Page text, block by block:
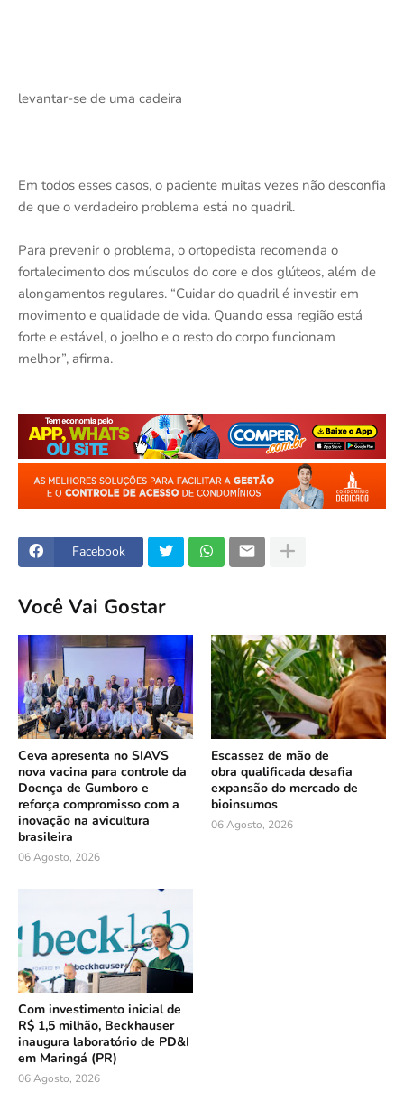
levantar-se de uma cadeira
Em todos esses casos, o paciente muitas vezes não desconfia
de que o verdadeiro problema está no quadril.
Para prevenir o problema, o ortopedista recomenda o
fortalecimento dos músculos do core e dos glúteos, além de
alongamentos regulares. “Cuidar do quadril é investir em
movimento e qualidade de vida. Quando essa região está
forte e estável, o joelho e o resto do corpo funcionam
melhor”, afirma.
Facebook
Você Vai Gostar
Ceva apresenta no SIAVS
nova vacina para controle da
Doença de Gumboro e
reforça compromisso com a
inovação na avicultura
brasileira
06 Agosto, 2026
Escassez de mão de
obra qualificada desafia
expansão do mercado de
bioinsumos
06 Agosto, 2026
Com investimento inicial de
R$ 1,5 milhão, Beckhauser
inaugura laboratório de PD&I
em Maringá (PR)
06 Agosto, 2026